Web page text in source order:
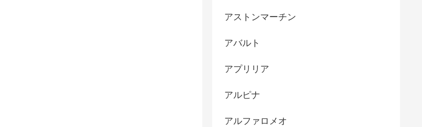
アストンマーチン
アバルト
アプリリア
アルピナ
アルファロメオ